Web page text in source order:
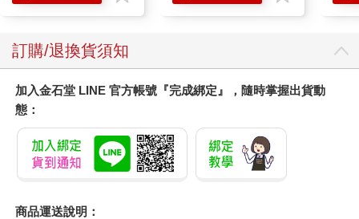
訂購/退換貨須知
加入金石堂 LINE 官方帳號『完成綁定』，隨時掌握出貨動
態：
商品運送說明：